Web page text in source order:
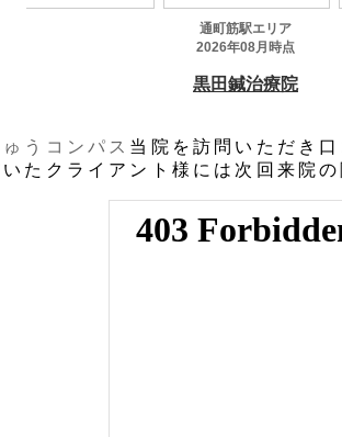
うコンパス 当院を訪問いただき
たクライアント様には次回来院